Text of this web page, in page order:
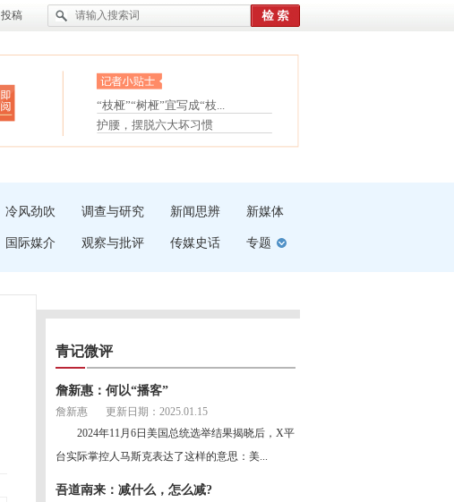
投稿
眼白变红或是结膜下出血
“枝桠”“树桠”宜写成“枝...
夏天缓解疲劳有三招
护腰，摆脱六大坏习惯
受伤了冰敷还是热敷
冷风劲吹 调查与研究 新闻思辨 新媒体
国际媒介 观察与批评 传媒史话 专题
青记微评
詹新惠：何以“播客”
詹新惠
更新日期：2025.01.15
2024年11月6日美国总统选举结果揭晓后，X平
台实际掌控人马斯克表达了这样的意思：美...
吾道南来：减什么，怎么减?